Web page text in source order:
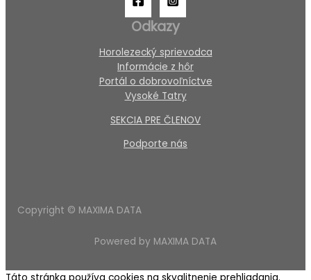
Odkazy
Horolezecký sprievodca
Informácie z hôr
Portál o dobrovoľníctve
Vysoké Tatry
SEKCIA PRE ČLENOV
Podporte nás
Copyright © MAXIMA DATA
Powered by MAXIMA DATA